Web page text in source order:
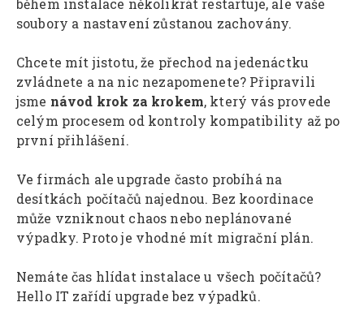
během instalace několikrát restartuje, ale vaše
soubory a nastavení zůstanou zachovány.
Chcete mít jistotu, že přechod na jedenáctku
zvládnete a na nic nezapomenete? Připravili
jsme návod krok za krokem, který vás provede
celým procesem od kontroly kompatibility až po
první přihlášení.
Ve firmách ale upgrade často probíhá na
desítkách počítačů najednou. Bez koordinace
může vzniknout chaos nebo neplánované
výpadky. Proto je vhodné mít migrační plán.
Nemáte čas hlídat instalace u všech počítačů?
Hello IT zařídí upgrade bez výpadků.